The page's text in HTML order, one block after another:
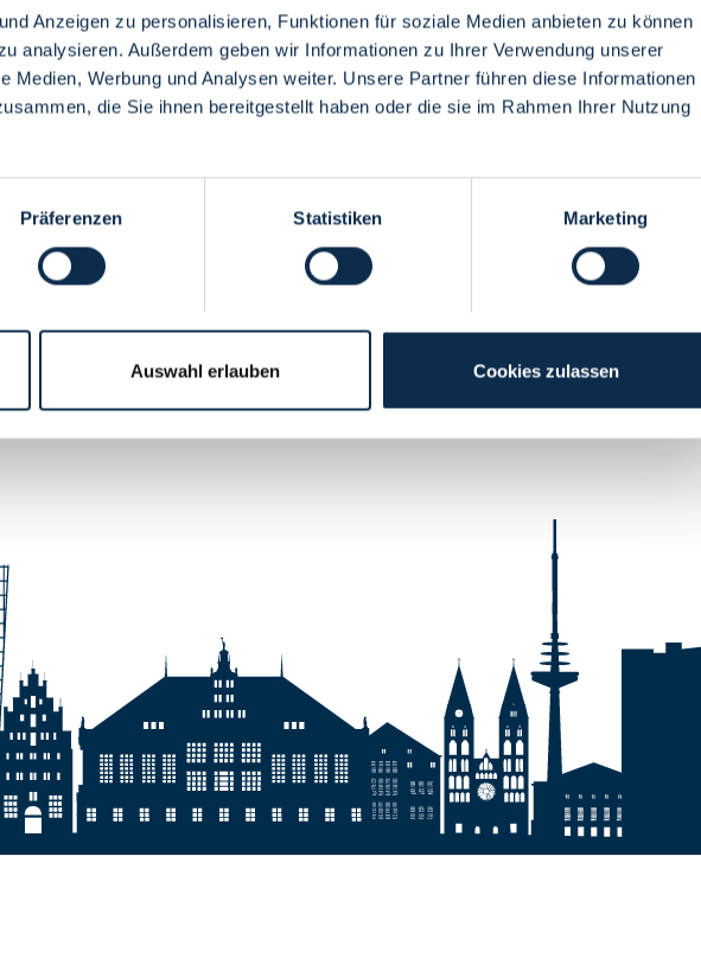
Anzeigen zu personalisieren, Funktionen für soziale Medien anbieten zu können
analysieren. Außerdem geben wir Informationen zu Ihrer Verwendung unserer
Medien, Werbung und Analysen weiter. Unsere Partner führen diese Informationen
die Sie ihnen bereitgestellt haben oder die sie im Rahmen Ihrer Nutzung
Präferenzen Statistiken Marketing
Auswahl erlauben Cookies zulassen
Menü